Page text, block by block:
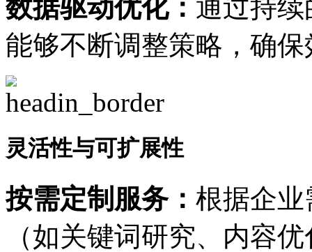
数据驱动优化： 通过持
能够不断调整策略，确
灵活性与可扩展性
按需定制服务： 根据企业
（如关键词研究、内容